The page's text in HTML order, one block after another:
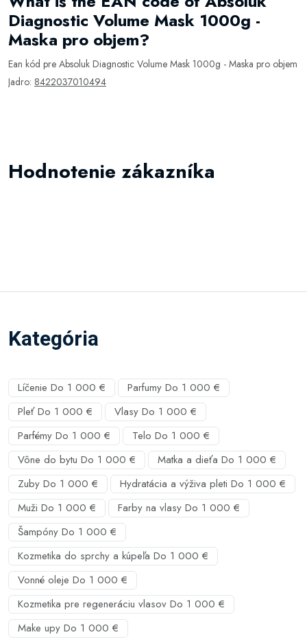
Diagnostic Volume Mask 1000g -
Maska pro objem?
Ean kód pre Absoluk Diagnostic Volume Mask 1000g - Maska pro objem
Jadro: 8422037010494
Hodnotenie zákazníka
Kategória
Líčenie Do 1 000 €
Parfumy Do 1 000 €
Pleť Do 1 000 €
Vlasy Do 1 000 €
Parfémy Do 1 000 €
Telo Do 1 000 €
Vône do bytu Do 1 000 €
Matka a dieťa Do 1 000 €
Zuby Do 1 000 €
Hydratácia a výživa pleti Do 1 000 €
Muži Do 1 000 €
Farby na vlasy Do 1 000 €
Šampóny Do 1 000 €
Kozmetika do sprchy a kúpeľa Do 1 000 €
Vonné oleje Do 1 000 €
Kozmetika pre regeneráciu vlasov Do 1 000 €
Make upy Do 1 000 €